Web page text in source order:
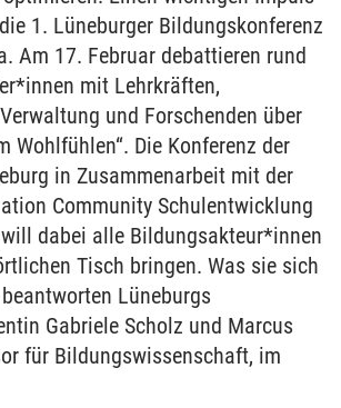
1. Lüneburger Bildungskonferenz
Am 17. Februar debattieren rund
mit Lehrkräften,
und Forschenden über
Wohlfühlen“. Die Konferenz der
in Zusammenarbeit mit der
Community Schulentwicklung
dabei alle Bildungsakteur*innen
Tisch bringen. Was sie sich
Lüneburgs
Gabriele Scholz und Marcus
für Bildungswissenschaft, im